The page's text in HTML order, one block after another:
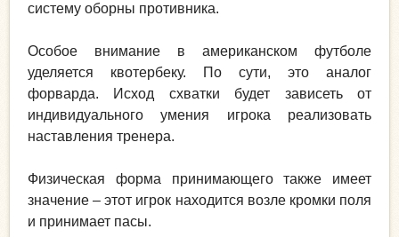
систему оборны противника.
Особое внимание в американском футболе
уделяется квотербеку. По сути, это аналог
форварда. Исход схватки будет зависеть от
индивидуального умения игрока реализовать
наставления тренера.
Физическая форма принимающего также имеет
значение – этот игрок находится возле кромки поля
и принимает пасы.